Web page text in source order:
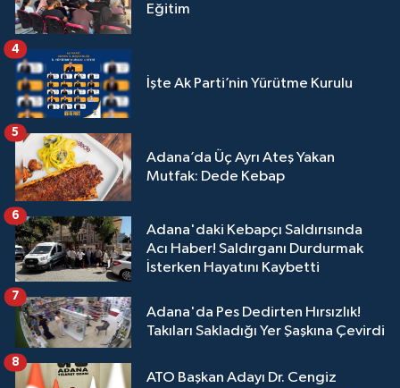
Eğitim
İşte Ak Parti’nin Yürütme Kurulu
4
Adana’da Üç Ayrı Ateş Yakan
Mutfak: Dede Kebap
5
Adana'daki Kebapçı Saldırısında
Acı Haber! Saldırganı Durdurmak
İsterken Hayatını Kaybetti
6
Adana'da Pes Dedirten Hırsızlık!
Takıları Sakladığı Yer Şaşkına Çevirdi
7
ATO Başkan Adayı Dr. Cengiz
8